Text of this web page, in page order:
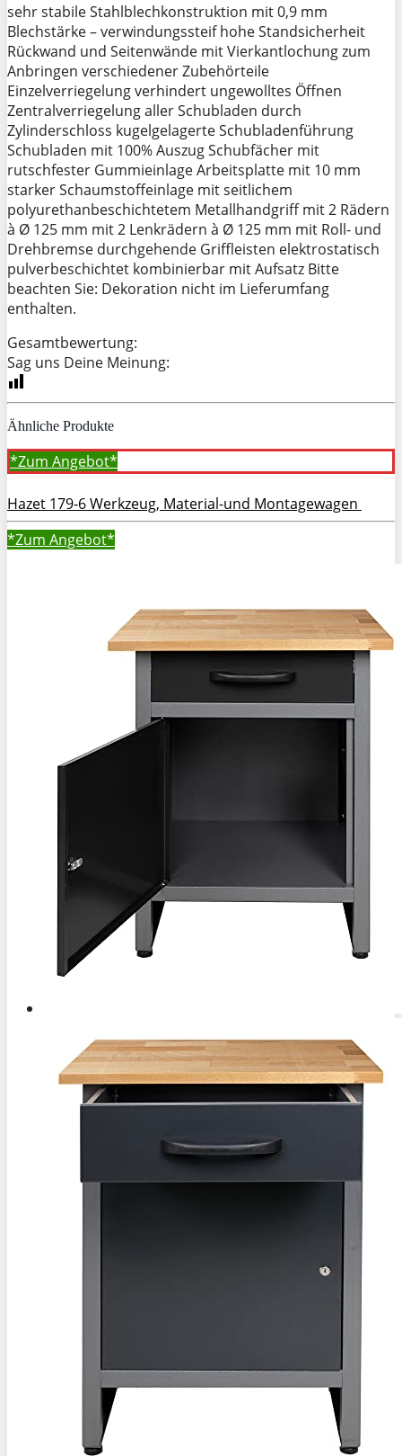
sehr stabile Stahlblechkonstruktion mit 0,9 mm
Blechstärke – verwindungssteif hohe Standsicherheit
Rückwand und Seitenwände mit Vierkantlochung zum
Anbringen verschiedener Zubehörteile
Einzelverriegelung verhindert ungewolltes Öffnen
Zentralverriegelung aller Schubladen durch
Zylinderschloss kugelgelagerte Schubladenführung
Schubladen mit 100% Auszug Schubfächer mit
rutschfester Gummieinlage Arbeitsplatte mit 10 mm
starker Schaumstoffeinlage mit seitlichem
polyurethanbeschichtetem Metallhandgriff mit 2 Rädern
à Ø 125 mm mit 2 Lenkrädern à Ø 125 mm mit Roll- und
Drehbremse durchgehende Griffleisten elektrostatisch
pulverbeschichtet kombinierbar mit Aufsatz Bitte
beachten Sie: Dekoration nicht im Lieferumfang
enthalten.
Gesamtbewertung:
Sag uns Deine Meinung:
Ähnliche Produkte
*Zum Angebot*
Hazet 179-6 Werkzeug, Material-und Montagewagen
*Zum Angebot*